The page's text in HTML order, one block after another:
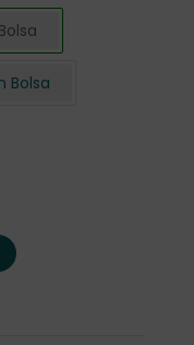
Bolsa
gr. cantidad